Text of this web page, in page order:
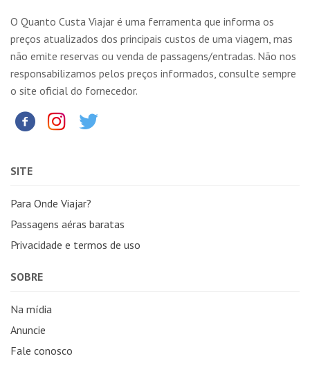
O Quanto Custa Viajar é uma ferramenta que informa os
preços atualizados dos principais custos de uma viagem, mas
não emite reservas ou venda de passagens/entradas. Não nos
responsabilizamos pelos preços informados, consulte sempre
o site oficial do fornecedor.
SITE
Para Onde Viajar?
Passagens aéras baratas
Privacidade e termos de uso
SOBRE
Na mídia
Anuncie
Fale conosco